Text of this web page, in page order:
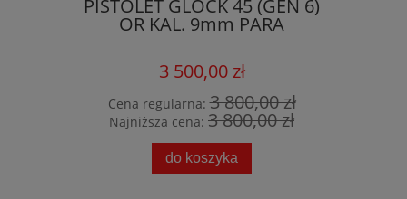
PISTOLET GLOCK 45 (GEN 6)
OR KAL. 9mm PARA
3 500,00 zł
Cena regularna:3 800,00 zł
Najniższa cena: 3 800,00 zł
do koszyka